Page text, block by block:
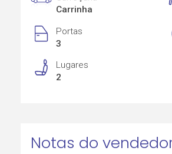
Carrinha
Portas
3
Lugares
2
Notas do